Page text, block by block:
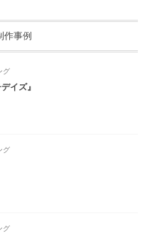
作事例
グ
イズ』
グ
グ